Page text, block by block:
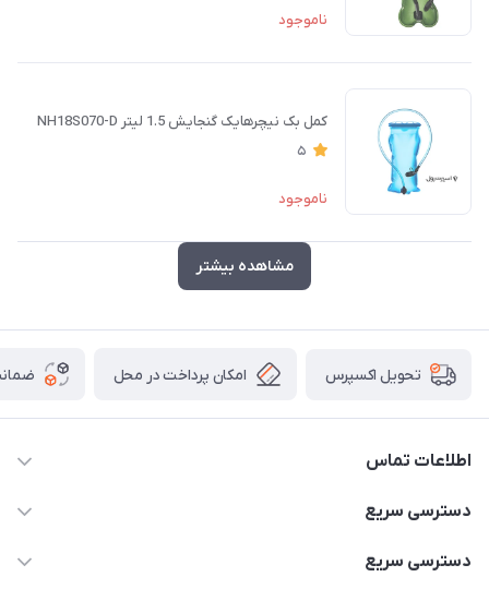
ناموجود
کمل بک نیچرهایک گنجايش 1.5 ليتر NH18S070-D
5
ناموجود
مشاهده بیشتر
تحویل اکسپرس امکان پرداخت در محل
اطلاعات تماس
۰۹۳۵۶۰۴۰۳۶۵
دسترسی سریع
اسکیت فلایینگ ایگل
دسترسی سریع